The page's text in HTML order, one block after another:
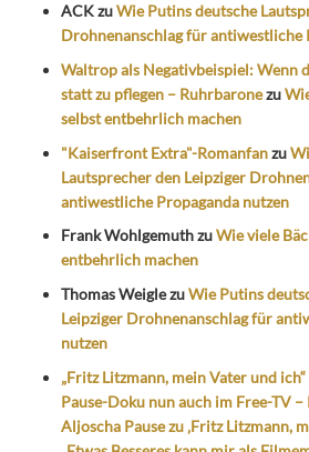
ACKzuWie Putins deutsche
Drohnenanschlag für antiwestliche
Waltrop als Negativbeispiel: Wenn
statt zu pflegen – Ruhrbaronezu
selbst entbehrlich machen
"Kaiserfront Extra"-Romanfanzu
Lautsprecher den Leipziger
antiwestliche Propaganda nutzen
Frank WohlgemuthzuWie viele
entbehrlich machen
Thomas WeiglezuWie Putins
Leipziger Drohnenanschlag für
nutzen
„Fritz Litzmann, mein Vater und
Pause-Doku nun auch im Free-TV
Aljoscha Pause zu ‚Fritz Litzmann,